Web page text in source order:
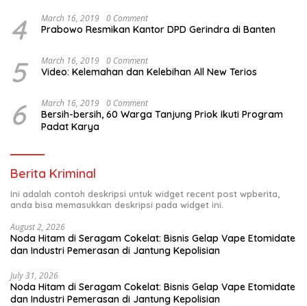
4 March 16, 2019 0 Comment
Prabowo Resmikan Kantor DPD Gerindra di Banten
5 March 16, 2019 0 Comment
Video: Kelemahan dan Kelebihan All New Terios
6 March 16, 2019 0 Comment
Bersih-bersih, 60 Warga Tanjung Priok Ikuti Program
Padat Karya
Berita Kriminal
Ini adalah contoh deskripsi untuk widget recent post wpberita,
anda bisa memasukkan deskripsi pada widget ini.
August 2, 2026
Noda Hitam di Seragam Cokelat: Bisnis Gelap Vape Etomidate
dan Industri Pemerasan di Jantung Kepolisian
July 31, 2026
Noda Hitam di Seragam Cokelat: Bisnis Gelap Vape Etomidate
dan Industri Pemerasan di Jantung Kepolisian